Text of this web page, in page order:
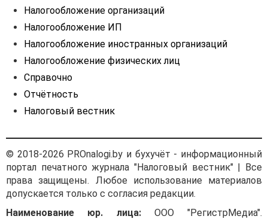
Налогообложение организаций
Налогообложение ИП
Налогообложение иностранных организаций
Налогообложение физических лиц
Справочно
Отчётность
Налоговый вестник
© 2018-2026 PROnalogi.by и бухучёт - информационный
портал печатного журнала "Налоговый вестник" | Все
права защищены. Любое использование материалов
допускается только с согласия редакции.
Наименование юр. лица:ООО "РегистрМедиа".